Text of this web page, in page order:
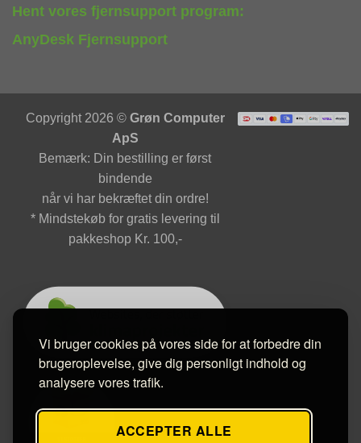
Vi bruger cookies på vores side for at forbedre din
brugeroplevelse, give dig personligt indhold og
analysere vores trafik.
ACCEPTER ALLE
Hent vores fjernsupport program:
AnyDesk Fjernsupport
Copyright 2026 © Grøn Computer
ApS
Bemærk: Din bestilling er først
bindende
når vi har bekræftet din ordre!
* Mindstekøb for gratis levering til
pakkeshop Kr. 100,-